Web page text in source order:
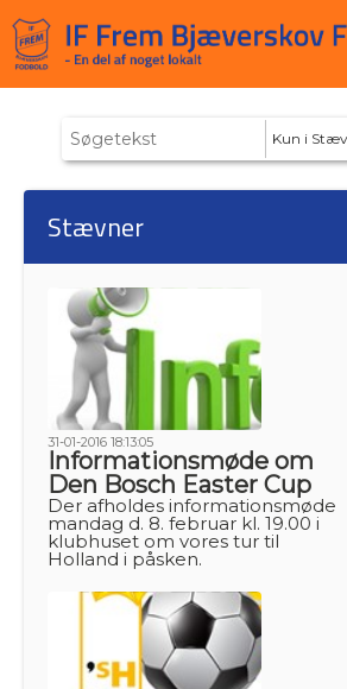
Kun i
Stævner
31-01-2016 18:13:05
Informationsmøde om
Den Bosch Easter Cup
Der afholdes informationsmøde
mandag d. 8. februar kl. 19.00 i
klubhuset om vores tur til
Holland i påsken.